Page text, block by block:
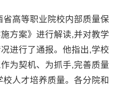
高等职业院校内部质量保
方案》进行解读,并对教学
进行了通报。他指出,学校
为契机、为抓手,完善质量
人才培养质量。各分院和